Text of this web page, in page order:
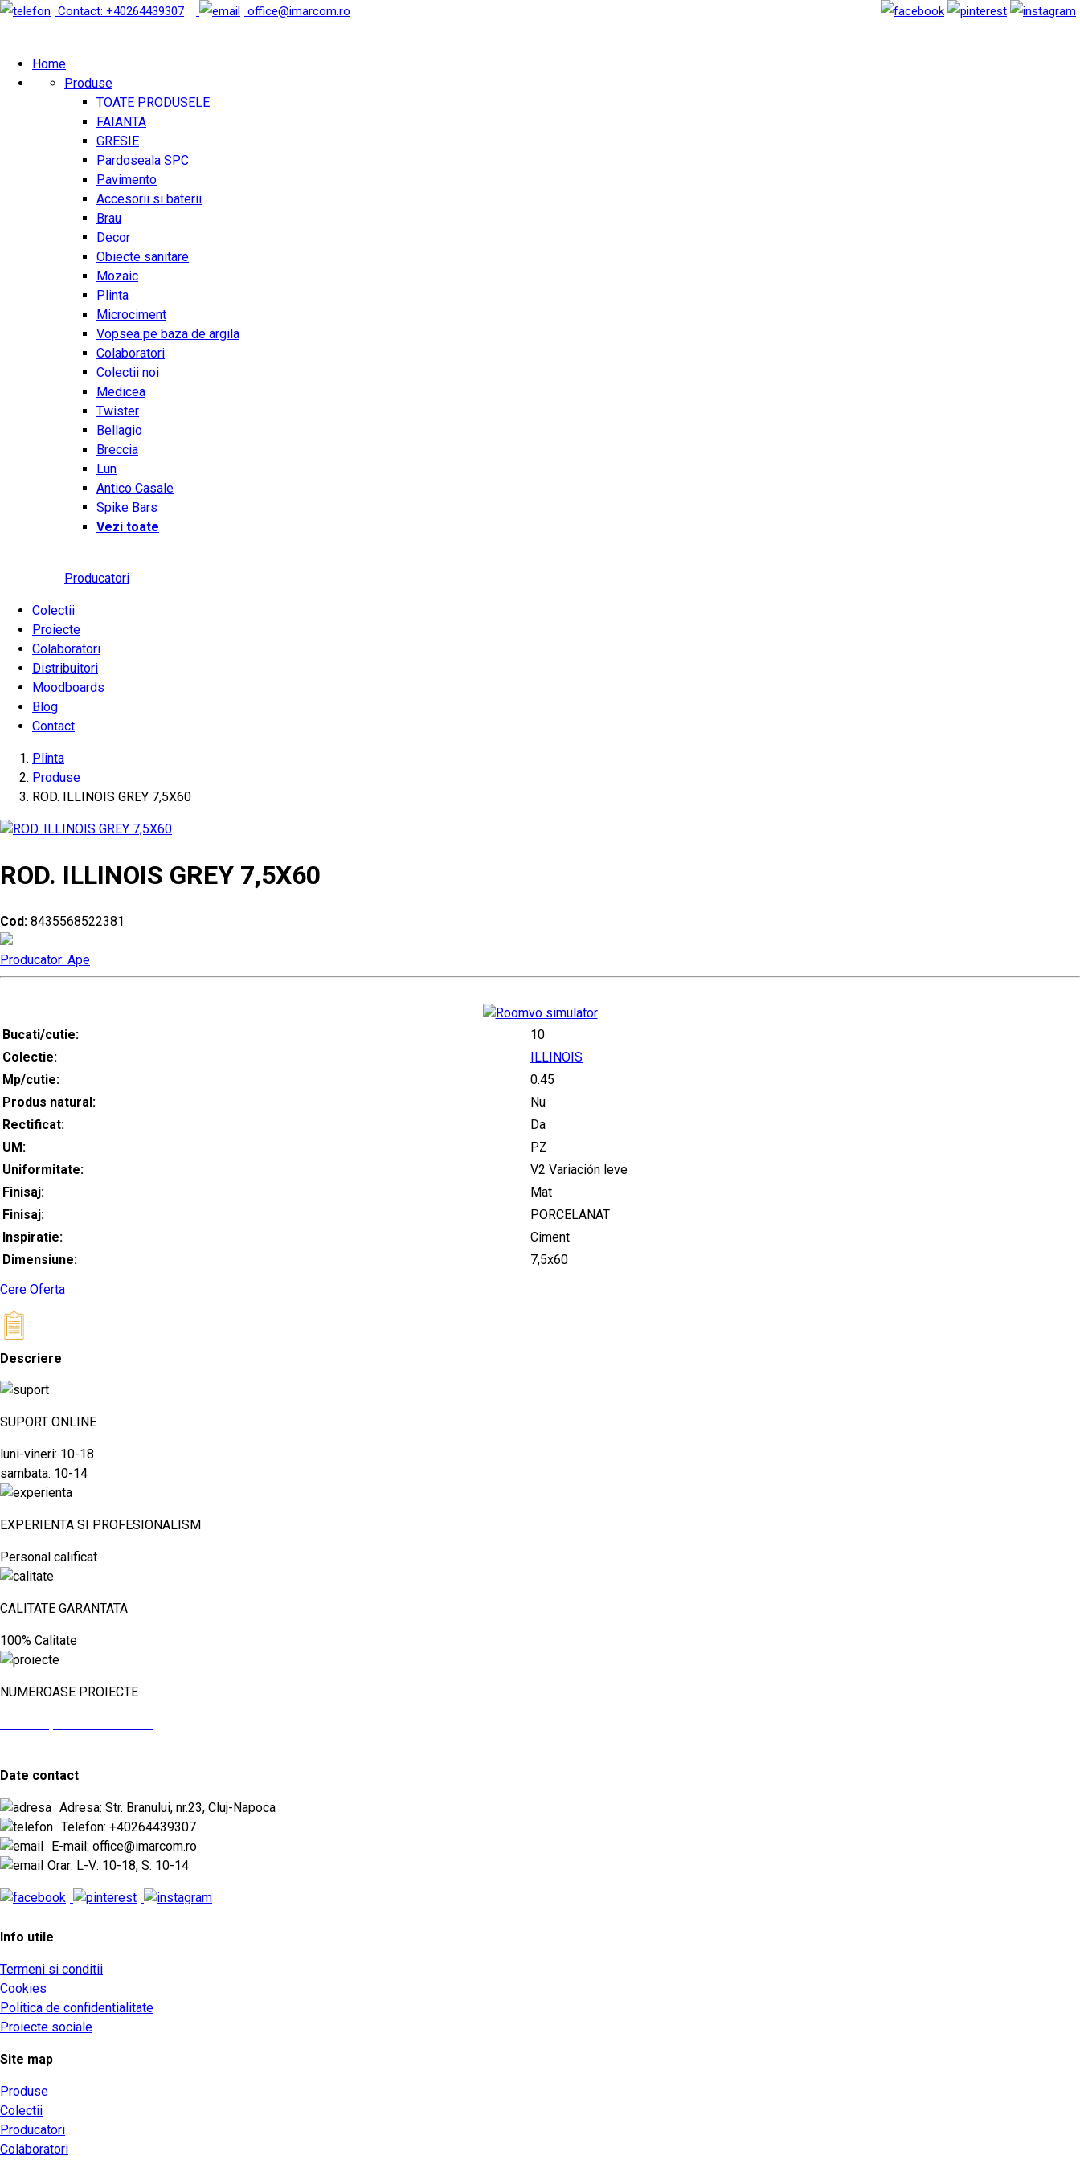
Contact: +40264439307 office@imarcom.ro
Home
Produse
TOATE PRODUSELE
FAIANTA
GRESIE
Pardoseala SPC
Pavimento
Accesorii si baterii
Brau
Decor
Obiecte sanitare
Mozaic
Plinta
Microciment
Vopsea pe baza de argila
Colaboratori
Colectii noi
Medicea
Twister
Bellagio
Breccia
Lun
Antico Casale
Spike Bars
Vezi toate
Producatori
Colectii
Proiecte
Colaboratori
Distribuitori
Moodboards
Blog
Contact
Plinta
Produse
ROD. ILLINOIS GREY 7,5X60
ROD. ILLINOIS GREY 7,5X60
Cod: 8435568522381
Producator: Ape
Bucati/cutie:
10
Colectie:
ILLINOIS
Mp/cutie:
0.45
Produs natural:
Nu
Rectificat:
Da
UM:
PZ
Uniformitate:
V2 Variación leve
Finisaj:
Mat
Finisaj:
PORCELANAT
Inspiratie:
Ciment
Dimensiune:
7,5x60
Cere Oferta
Descriere
SUPORT ONLINE
luni-vineri: 10-18
sambata: 10-14
EXPERIENTA SI PROFESIONALISM
Personal calificat
CALITATE GARANTATA
100% Calitate
NUMEROASE PROIECTE
Date contact
Adresa: Str. Branului, nr.23, Cluj-Napoca
Telefon: +40264439307
E-mail: office@imarcom.ro
Orar: L-V: 10-18, S: 10-14
Info utile
Termeni si conditii
Cookies
Politica de confidentialitate
Proiecte sociale
Site map
Produse
Colectii
Producatori
Colaboratori